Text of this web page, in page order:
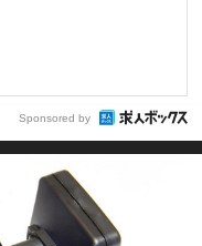
Sponsored by